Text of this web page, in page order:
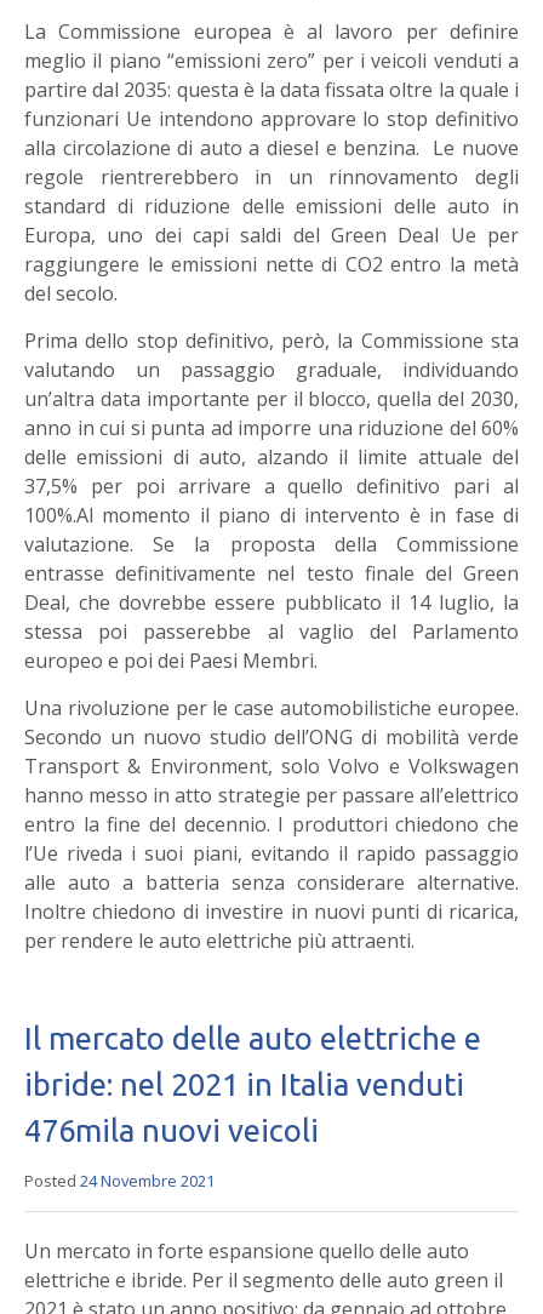
La Commissione europea è al lavoro per definire
meglio il piano “emissioni zero” per i veicoli venduti a
partire dal 2035: questa è la data fissata oltre la quale i
funzionari Ue intendono approvare lo stop definitivo
alla circolazione di auto a diesel e benzina. Le nuove
regole rientrerebbero in un rinnovamento degli
standard di riduzione delle emissioni delle auto in
Europa, uno dei capi saldi del Green Deal Ue per
raggiungere le emissioni nette di CO2 entro la metà
del secolo.
Prima dello stop definitivo, però, la Commissione sta
valutando un passaggio graduale, individuando
un’altra data importante per il blocco, quella del 2030,
anno in cui si punta ad imporre una riduzione del 60%
delle emissioni di auto, alzando il limite attuale del
37,5% per poi arrivare a quello definitivo pari al
100%.Al momento il piano di intervento è in fase di
valutazione. Se la proposta della Commissione
entrasse definitivamente nel testo finale del Green
Deal, che dovrebbe essere pubblicato il 14 luglio, la
stessa poi passerebbe al vaglio del Parlamento
europeo e poi dei Paesi Membri.
Una rivoluzione per le case automobilistiche europee.
Secondo un nuovo studio dell’ONG di mobilità verde
Transport & Environment, solo Volvo e Volkswagen
hanno messo in atto strategie per passare all’elettrico
entro la fine del decennio. I produttori chiedono che
l’Ue riveda i suoi piani, evitando il rapido passaggio
alle auto a batteria senza considerare alternative.
Inoltre chiedono di investire in nuovi punti di ricarica,
per rendere le auto elettriche più attraenti.
Il mercato delle auto elettriche e
ibride: nel 2021 in Italia venduti
476mila nuovi veicoli
Posted 24 Novembre 2021
Un mercato in forte espansione quello delle auto
elettriche e ibride. Per il segmento delle auto green il